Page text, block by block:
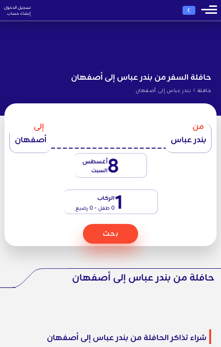
€
تسجيل الدخول
إنشاء حساب
حافلة السفر من بندر عباس إلى أصفهان
حافلة › بندر عباس إلى أصفهان
من
بندر عباس
إلى
أصفهان
8أغسطس
السبت
1الركاب
0 طفل - 0 رضيع
بحث
حافلة من بندر عباس إلى أصفهان
شراء تذاكر الحافلة من بندر عباس إلى أصفهان